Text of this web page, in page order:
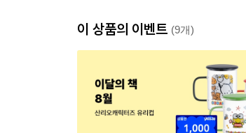
이 상품의 이벤트 (9개)